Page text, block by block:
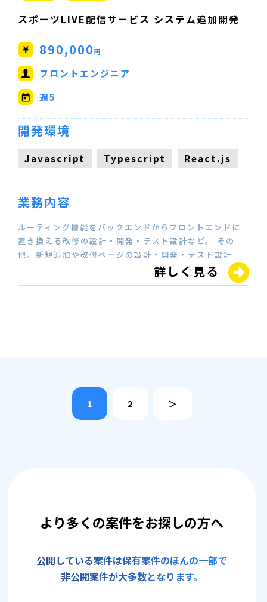
スポーツLIVE配信サービス システム追加開発
890,000円
フロントエンジニア
週5
開発環境
Javascript Typescript React.js
業務内容
ルーティング機能をバックエンドからフロントエンドに
置き換える改修の設計・開発・テスト設計など。 その
他、新規追加や改修ページの設計・開発・テスト設計…
詳しく見る
1 2 ＞
より多くの案件をお探しの方へ
公開している案件は保有案件のほんの一部で
非公開案件が大多数となります。